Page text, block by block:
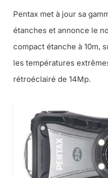
Pentax met à jour sa
étanches et annonce le
compact étanche à 10m,
les températures
rétroéclairé de 14Mp.